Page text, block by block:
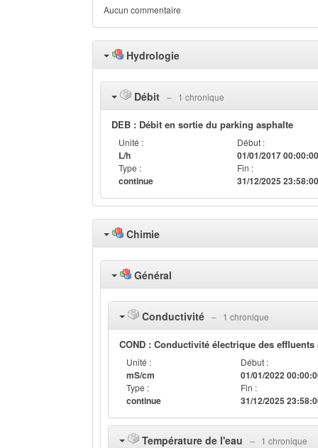
Aucun commentaire
Hydrologie
Débit ‒ 1 chronique
DEB : Débit en sortie du parking asphalte
Unité :
L/h
Type :
continue
Début :
01/01/2017
Fin :
31/12/2025
Chimie
Général
Conductivité ‒ 1 chronique
COND : Conductivité électrique des
Unité :
mS/cm
Type :
continue
Début :
01/01/2022
Fin :
31/12/2025
Température de l'eau ‒ 1 chronique